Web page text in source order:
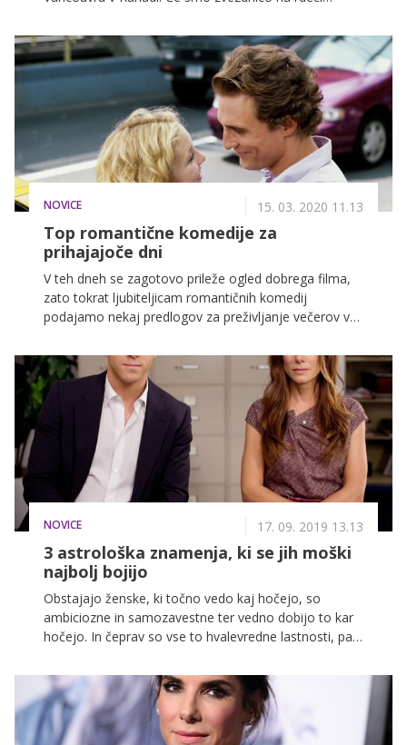
pa je bila tokrat zgodba povsem drugačna.
NOVICE 15. 03. 2020 11.13
Top romantične komedije za
prihajajoče dni
V teh dneh se zagotovo prileže ogled dobrega filma,
zato tokrat ljubiteljicam romantičnih komedij
podajamo nekaj predlogov za preživljanje večerov v
20. stoletja, ostale klasike pa pridejo na vrsto ob drugi
priložnosti.
NOVICE 17. 09. 2019 13.13
3 astrološka znamenja, ki se jih moški
najbolj bojijo
Obstajajo ženske, ki točno vedo kaj hočejo, so
ambiciozne in samozavestne ter vedno dobijo to kar
hočejo. In čeprav so vse to hvalevredne lastnosti, pa
šalo) razkrivamo 3 astrološka znamenja, ki naj bi
imela vse zgoraj omenjene karakteristike in naj bi se
jih moški pripadniki najbolj bali.